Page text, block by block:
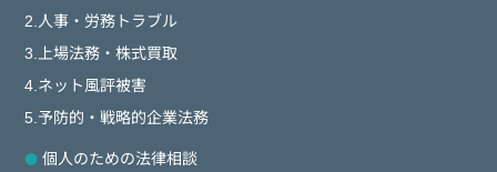
2.人事・労務トラブル
3.上場法務・株式買取
4.ネット風評被害
5.予防的・戦略的企業法務
個人のための法律相談